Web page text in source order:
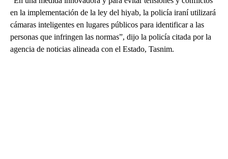
en la implementación de la ley del hiyab, la policía iraní utilizará
cámaras inteligentes en lugares públicos para identificar a las
personas que infringen las normas”, dijo la policía citada por la
agencia de noticias alineada con el Estado, Tasnim.